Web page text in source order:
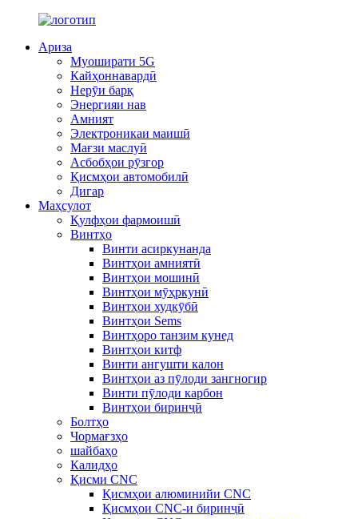
Ариза
Муоширати 5G
Кайҳоннавардӣ
Нерӯи барқ
Энергияи нав
Амният
Электроникаи маишӣ
Мағзи маслуӣ
Асбобҳои рӯзгор
Қисмҳои автомобилӣ
Дигар
Маҳсулот
Қулфҳои фармоишӣ
Винтҳо
Винти асиркунанда
Винтҳои амниятӣ
Винтҳои мошинӣ
Винтҳои мӯҳркунӣ
Винтҳои худкӯбӣ
Винтҳои Sems
Винтҳоро танзим кунед
Винтҳои китф
Винти ангушти калон
Винтҳои аз пӯлоди зангногир
Винти пӯлоди карбон
Винтҳои биринҷӣ
Болтҳо
Чормағзҳо
шайбаҳо
Калидҳо
Қисми CNC
Қисмҳои алюминийи CNC
Қисмҳои CNC-и биринҷӣ